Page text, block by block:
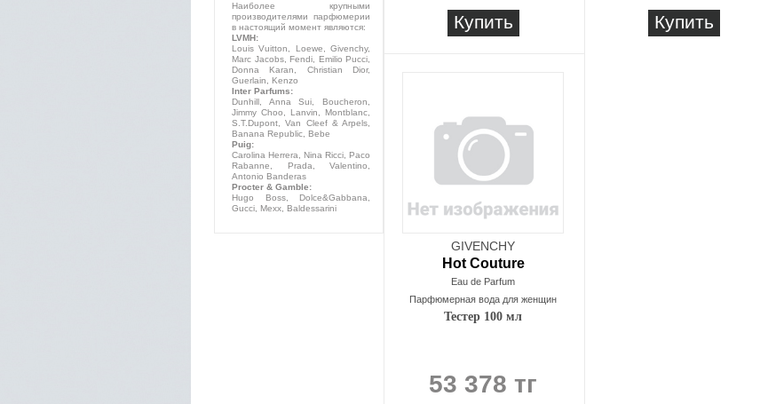
Купить Купить
GIVENCHY
Hot Couture
Eau de Parfum
Парфюмерная вода для женщин
Тестер 100 мл
53 378 тг
Наиболее крупными
производителями парфюмерии
в настоящий момент являются:
LVMH:
Louis Vuitton, Loewe, Givenchy,
Marc Jacobs, Fendi, Emilio Pucci,
Donna Karan, Christian Dior,
Guerlain, Kenzo
Inter Parfums:
Dunhill, Anna Sui, Boucheron,
Jimmy Choo, Lanvin, Montblanc,
S.T.Dupont, Van Cleef & Arpels,
Banana Republic, Bebe
Puig:
Carolina Herrera, Nina Ricci, Paco
Rabanne, Prada, Valentino,
Antonio Banderas
Procter & Gamble:
Hugo Boss, Dolce&Gabbana,
Gucci, Mexx, Baldessarini